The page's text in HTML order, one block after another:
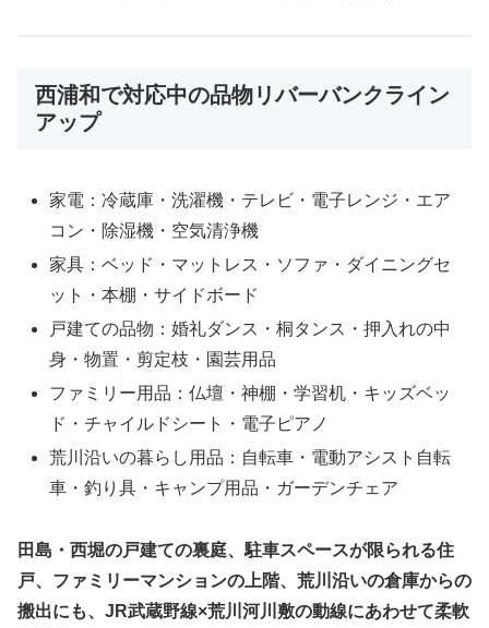
西浦和で対応中の品物リバーバンクライン
アップ
家電：冷蔵庫・洗濯機・テレビ・電子レンジ・エア
コン・除湿機・空気清浄機
家具：ベッド・マットレス・ソファ・ダイニングセ
ット・本棚・サイドボード
戸建ての品物：婚礼ダンス・桐タンス・押入れの中
身・物置・剪定枝・園芸用品
ファミリー用品：仏壇・神棚・学習机・キッズベッ
ド・チャイルドシート・電子ピアノ
荒川沿いの暮らし用品：自転車・電動アシスト自転
車・釣り具・キャンプ用品・ガーデンチェア
田島・西堀の戸建ての裏庭、駐車スペースが限られる住
戸、ファミリーマンションの上階、荒川沿いの倉庫からの
搬出にも、JR武蔵野線×荒川河川敷の動線にあわせて柔軟